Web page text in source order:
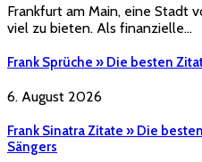
Frankfurt am Main, eine Stadt
viel zu bieten. Als finanzielle…
Frank Sprüche » Die besten
6. August 2026
Frank Sinatra Zitate » Die
Sängers